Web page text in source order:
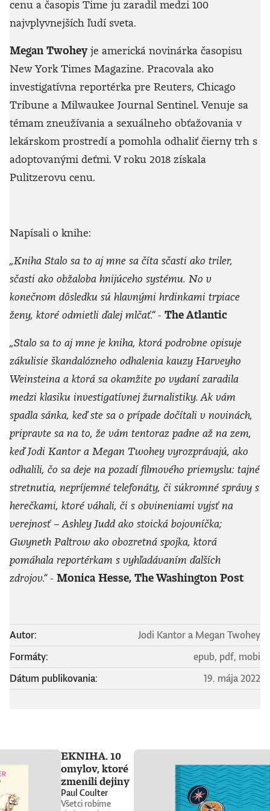
cenu a časopis Time ju zaradil medzi 100
najvplyvnejších ľudí sveta.
Megan Twoheyje americká novinárka časopisu
New York Times Magazine. Pracovala ako
investigatívna reportérka pre Reuters, Chicago
Tribune a Milwaukee Journal Sentinel. Venuje sa
témam zneužívania a sexuálneho obťažovania v
lekárskom prostredí a pomohla odhaliť čierny trh s
adoptovanými deťmi. V roku 2018 získala
Pulitzerovu cenu.
Napísali o knihe:
„Kniha Stalo sa to aj mne sa číta sčasti ako triler,
sčasti ako obžaloba hnijúceho systému. No v
konečnom dôsledku sú hlavnými hrdinkami trpiace
ženy, ktoré odmietli ďalej mlčať.“ - The Atlantic
„Stalo sa to aj mne je kniha, ktorá podrobne opisuje
zákulisie škandalózneho odhalenia kauzy Harveyho
Weinsteina a ktorá sa okamžite po vydaní zaradila
medzi klasiku investigatívnej žurnalistiky. Ak vám
spadla sánka, keď ste sa o prípade dočítali v novinách,
pripravte sa na to, že vám tentoraz padne až na zem,
keď Jodi Kantor a Megan Twohey vyrozprávajú, ako
odhalili, čo sa deje na pozadí filmového priemyslu: tajné
stretnutia, nepríjemné telefonáty, či súkromné správy s
herečkami, ktoré váhali, či s obvineniami vyjsť na
verejnosť – Ashley Judd ako stoická bojovníčka;
Gwyneth Paltrow ako obozretná spojka, ktorá
pomáhala reportérkam s vyhľadávaním ďalších
zdrojov.“ - Monica Hesse, The Washington Post
Autor:
Jodi Kantor a Megan Twohey
Formáty:
epub, pdf, mobi
Dátum publikovania:
19. mája 2022
EKNIHA. 10
omylov, ktoré
zmenili dejiny
Paul Coulter
Všetci robíme